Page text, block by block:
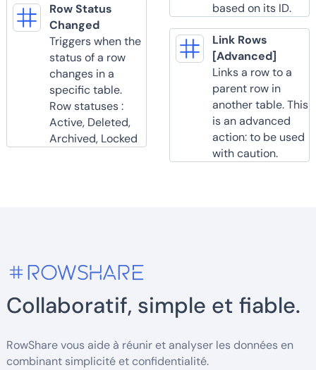
Row Status
Changed
Triggers when the
status of a row
changes in a
specific table.
Row statuses :
Active, Deleted,
Archived, Locked
based on its ID.
Link Rows
[Advanced]
Links a row to a
parent row in
another table. This
is an advanced
action: to be used
with caution.
Collaboratif, simple et fiable.
RowShare vous aide à réunir et analyser les données en
combinant simplicité et confidentialité.